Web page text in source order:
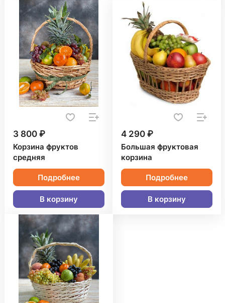
3 800 ₽
Корзина фруктов
средняя
Подробнее
В корзину
4 290 ₽
Большая фруктовая
корзина
Подробнее
В корзину